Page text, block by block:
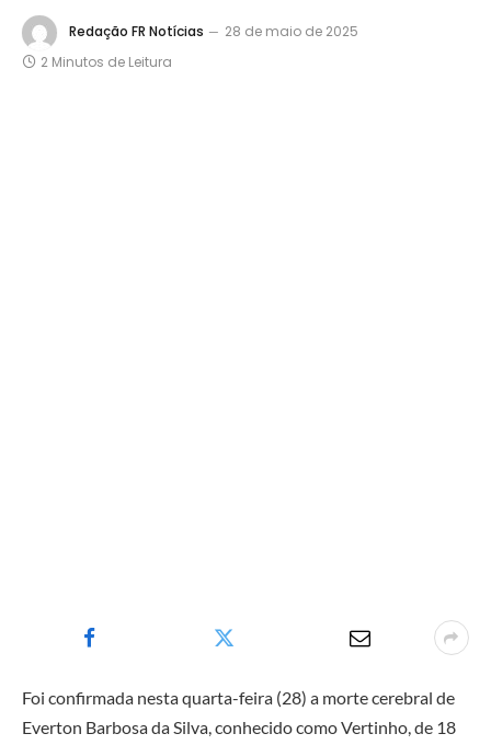
Redação FR Notícias
28 de maio de 2025
2 Minutos de Leitura
Foi confirmada nesta quarta-feira (28) a morte cerebral de
Everton Barbosa da Silva, conhecido como Vertinho, de 18